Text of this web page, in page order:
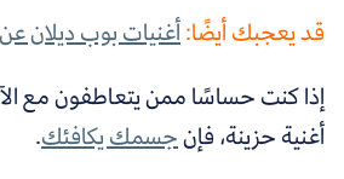
قد يعجبك أيضًا:أغنيات بوب ديلان عن
إذا كنت حساسًا ممن يتعاطفون مع
أغنية حزينة،فإنجسمك يكافئك.